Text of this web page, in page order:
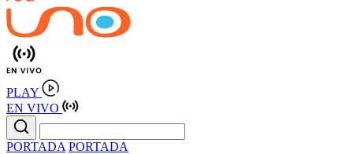
PLAY
EN VIVO
PORTADA PORTADA